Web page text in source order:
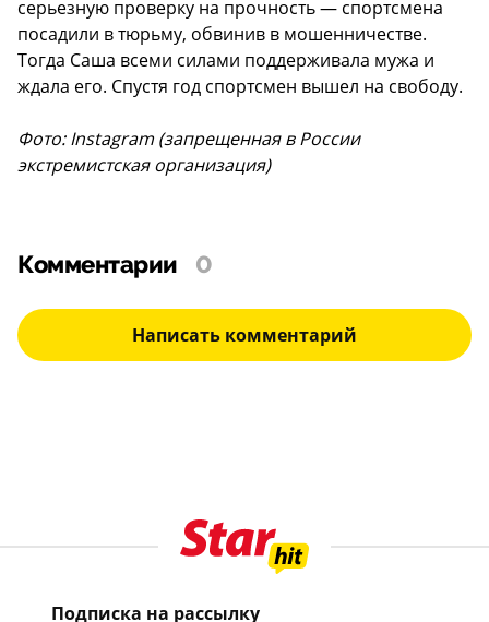
серьезную проверку на прочность — спортсмена
посадили в тюрьму, обвинив в мошенничестве.
Тогда Саша всеми силами поддерживала мужа и
ждала его. Спустя год спортсмен вышел на свободу.
Фото: Instagram (запрещенная в России
экстремистская организация)
Комментарии 0
Написать комментарий
Подписка на рассылку